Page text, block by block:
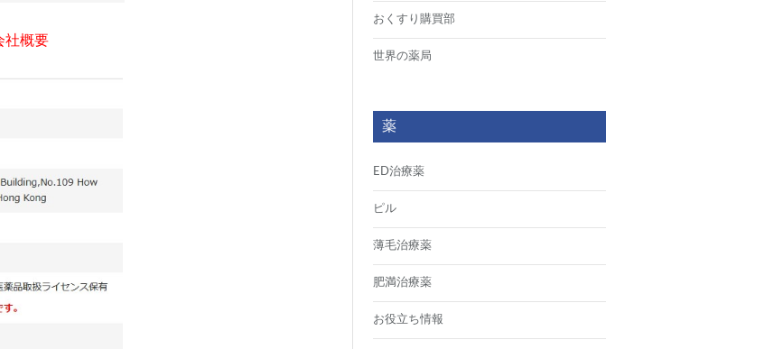
社概要
おくすり購買部
世界の薬局
薬
ED治療薬
ピル
薄毛治療薬
肥満治療薬
お役立ち情報